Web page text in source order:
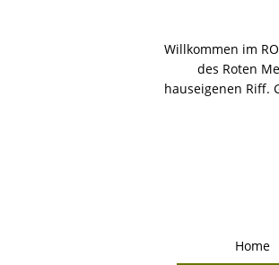
Willkommen im
des Roten
hauseigenen Riff.
Home